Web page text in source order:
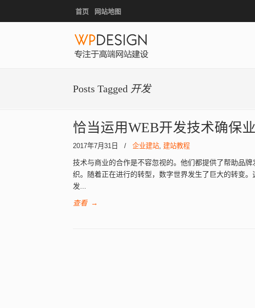
首页 网站地图
Posts Tagged 开发
恰当运用WEB开发技术确保
2017年7月31日 / 企业建站, 建站教程
技术与商业的合作是不容忽视的。他们都提供了帮助品
织。随着正在进行的转型，数字世界发生了巨大的转变
发...
查看 →